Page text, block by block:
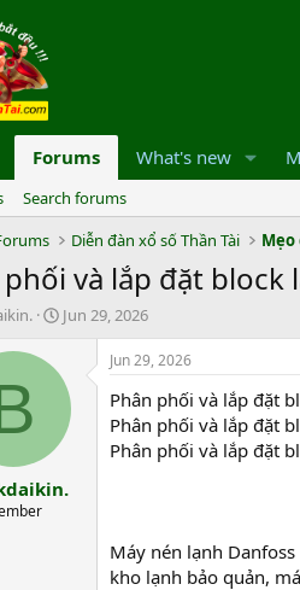
Forums What's new
Search forums
Diễn đàn xổ số Thần Tài Mẹo
phối và lắp đặt
S
r
d
a
e
Jun 29, 2026
Jun 29, 2026
Phân phối và lắp đặt
Phân phối và lắp đặt
Phân phối và lắp đặt
Máy nén lạnh
kho lạnh bảo quản,